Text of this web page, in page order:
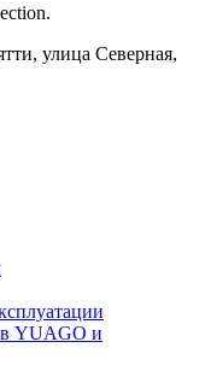
улица Северная,
YUAGO и